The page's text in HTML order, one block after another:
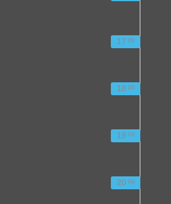
17 00
18 00
19 00
20 00